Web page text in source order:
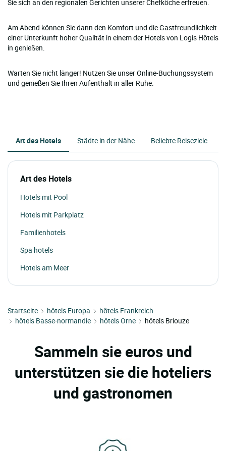
Sie sich an den regionalen Gerichten unserer Chefköche erfreuen.
Am Abend können Sie dann den Komfort und die Gastfreundlichkeit
einer Unterkunft hoher Qualität in einem der Hotels von Logis Hôtels
in genießen.
Warten Sie nicht länger! Nutzen Sie unser Online-Buchungssystem
und genießen Sie Ihren Aufenthalt in aller Ruhe.
Art des Hotels Städte in der Nähe Beliebte Reiseziele
Art des Hotels
Hotels mit Pool
Hotels mit Parkplatz
Familienhotels
Spa hotels
Hotels am Meer
Startseite hôtels Europa
hôtels Frankreich
hôtels Basse-normandie
hôtels Orne hôtels Briouze
Sammeln sie euros und
unterstützen sie die hoteliers
und gastronomen